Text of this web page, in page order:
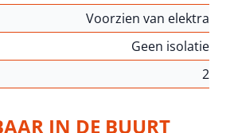
Voorzien van elektra
Geen isolatie
2
IN DE BUURT